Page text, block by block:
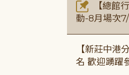
【總館
動-8月場次
【新莊中港
名 歡迎踴躍